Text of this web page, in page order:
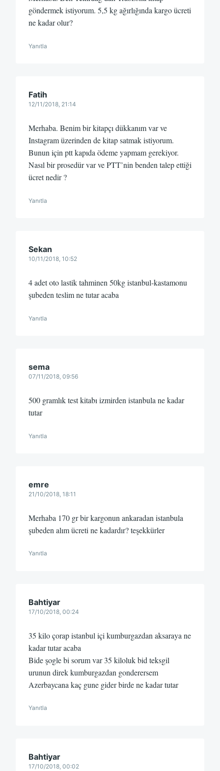
göndermek istiyorum. 5,5 kg ağırlığında kargo ücreti
ne kadar olur?
Yanıtla
Fatih
12/11/2018, 21:14
Merhaba. Benim bir kitapçı dükkanım var ve
Instagram üzerinden de kitap satmak istiyorum.
Bunun için ptt kapıda ödeme yapmam gerekiyor.
Nasıl bir prosedür var ve PTT’nin benden talep ettiği
ücret nedir ?
Yanıtla
Sekan
10/11/2018, 10:52
4 adet oto lastik tahminen 50kg istanbul-kastamonu
şubeden teslim ne tutar acaba
Yanıtla
sema
07/11/2018, 09:56
500 gramlık test kitabı izmirden istanbula ne kadar
tutar
Yanıtla
emre
21/10/2018, 18:11
Merhaba 170 gr bir kargonun ankaradan istanbula
şubeden alım ücreti ne kadardır? teşekkürler
Yanıtla
Bahtiyar
17/10/2018, 00:24
35 kilo çorap istanbul içi kumburgazdan aksaraya ne
kadar tutar acaba
Bide şogle bi sorum var 35 kiloluk bid teksgil
urunun direk kumburgazdan gonderersem
Azerbaycana kaç gune gider birde ne kadar tutar
Yanıtla
Bahtiyar
17/10/2018, 00:02